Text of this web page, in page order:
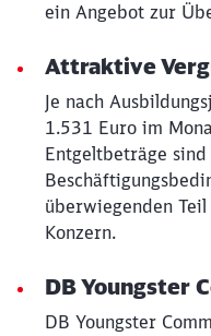
ein Angebot zur
Attraktive
Je nach
1.531 Euro im
Entgeltbeträge
überwiegenden
Konzern.
DB Youngster
DB Youngster